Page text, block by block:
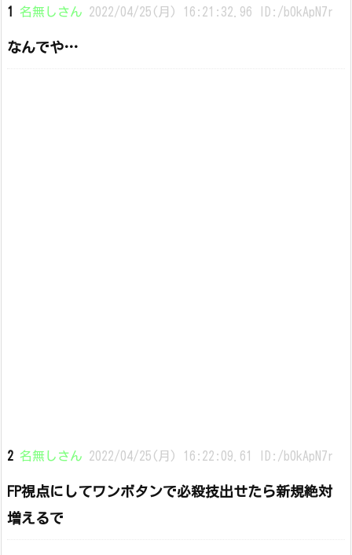
1 名無しさん 2022/04/25(月) 16:21:32.96 ID:/b0kApN7r
なんでや…
2 名無しさん 2022/04/25(月) 16:22:09.61 ID:/b0kApN7r
FP視点にしてワンボタンで必殺技出せたら新規絶対
増えるで